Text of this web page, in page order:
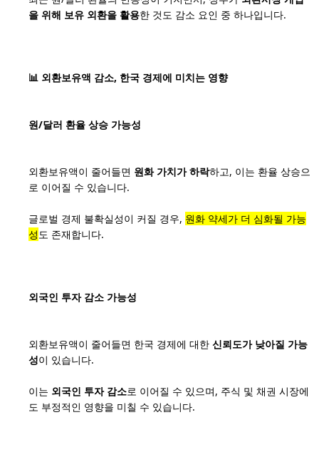
을 위해 보유 외환을 활용한 것도 감소 요인 중 하나입니다.
📊 외환보유액 감소, 한국 경제에 미치는 영향
원/달러 환율 상승 가능성
외환보유액이 줄어들면 원화 가치가 하락하고, 이는 환율 상승으
로 이어질 수 있습니다.
글로벌 경제 불확실성이 커질 경우, 원화 약세가 더 심화될 가능
성도 존재합니다.
외국인 투자 감소 가능성
외환보유액이 줄어들면 한국 경제에 대한 신뢰도가 낮아질 가능
성이 있습니다.
이는 외국인 투자 감소로 이어질 수 있으며, 주식 및 채권 시장에
도 부정적인 영향을 미칠 수 있습니다.